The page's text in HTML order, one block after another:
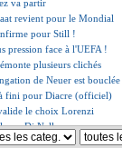
va partir
revient pour le Mondial
pour Still !
pression face à l'UEFA !
plusieurs clichés
de Neuer est bouclée
fini pour Diacre (officiel)
le choix Lorenzi
Di Nallo